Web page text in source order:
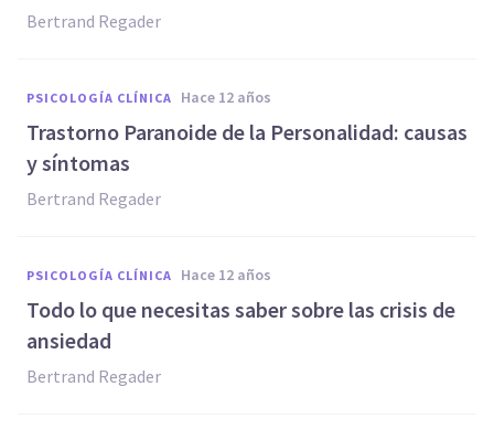
Bertrand Regader
PSICOLOGÍA CLÍNICA hace 12 años
Trastorno Paranoide de la Personalidad: causas
y síntomas
Bertrand Regader
PSICOLOGÍA CLÍNICA hace 12 años
Todo lo que necesitas saber sobre las crisis de
ansiedad
Bertrand Regader